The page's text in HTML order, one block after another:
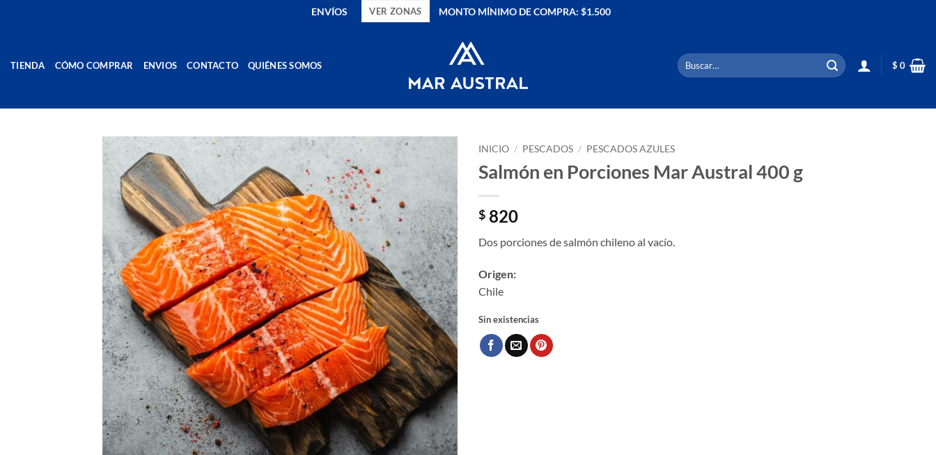
ENVÍOS VER ZONAS MONTO MÍNIMO DE COMPRA: $1.500
TIENDA CÓMO COMPRAR ENVIOS CONTACTO QUIÉNES SOMOS
Buscar
por:
$ 0
INICIO / PESCADOS / PESCADOS AZULES
Salmón en Porciones Mar Austral 400 g
$ 820
Dos porciones de salmón chileno al vacío.
Origen:
Chile
Sin existencias